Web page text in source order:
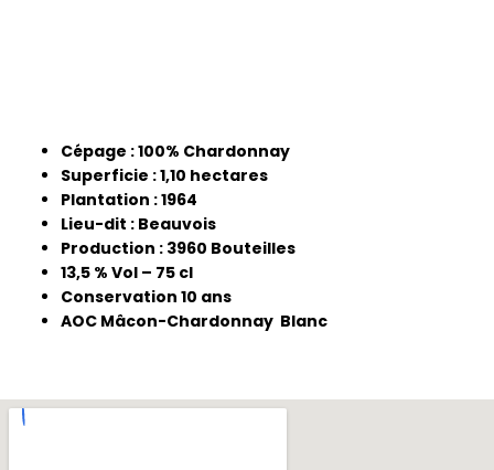
Cépage : 100% Chardonnay
Superficie : 1,10 hectares
Plantation : 1964
Lieu-dit : Beauvois
Production : 3960 Bouteilles
13,5 % Vol – 75 cl
Conservation 10 ans
AOC Mâcon-Chardonnay Blanc